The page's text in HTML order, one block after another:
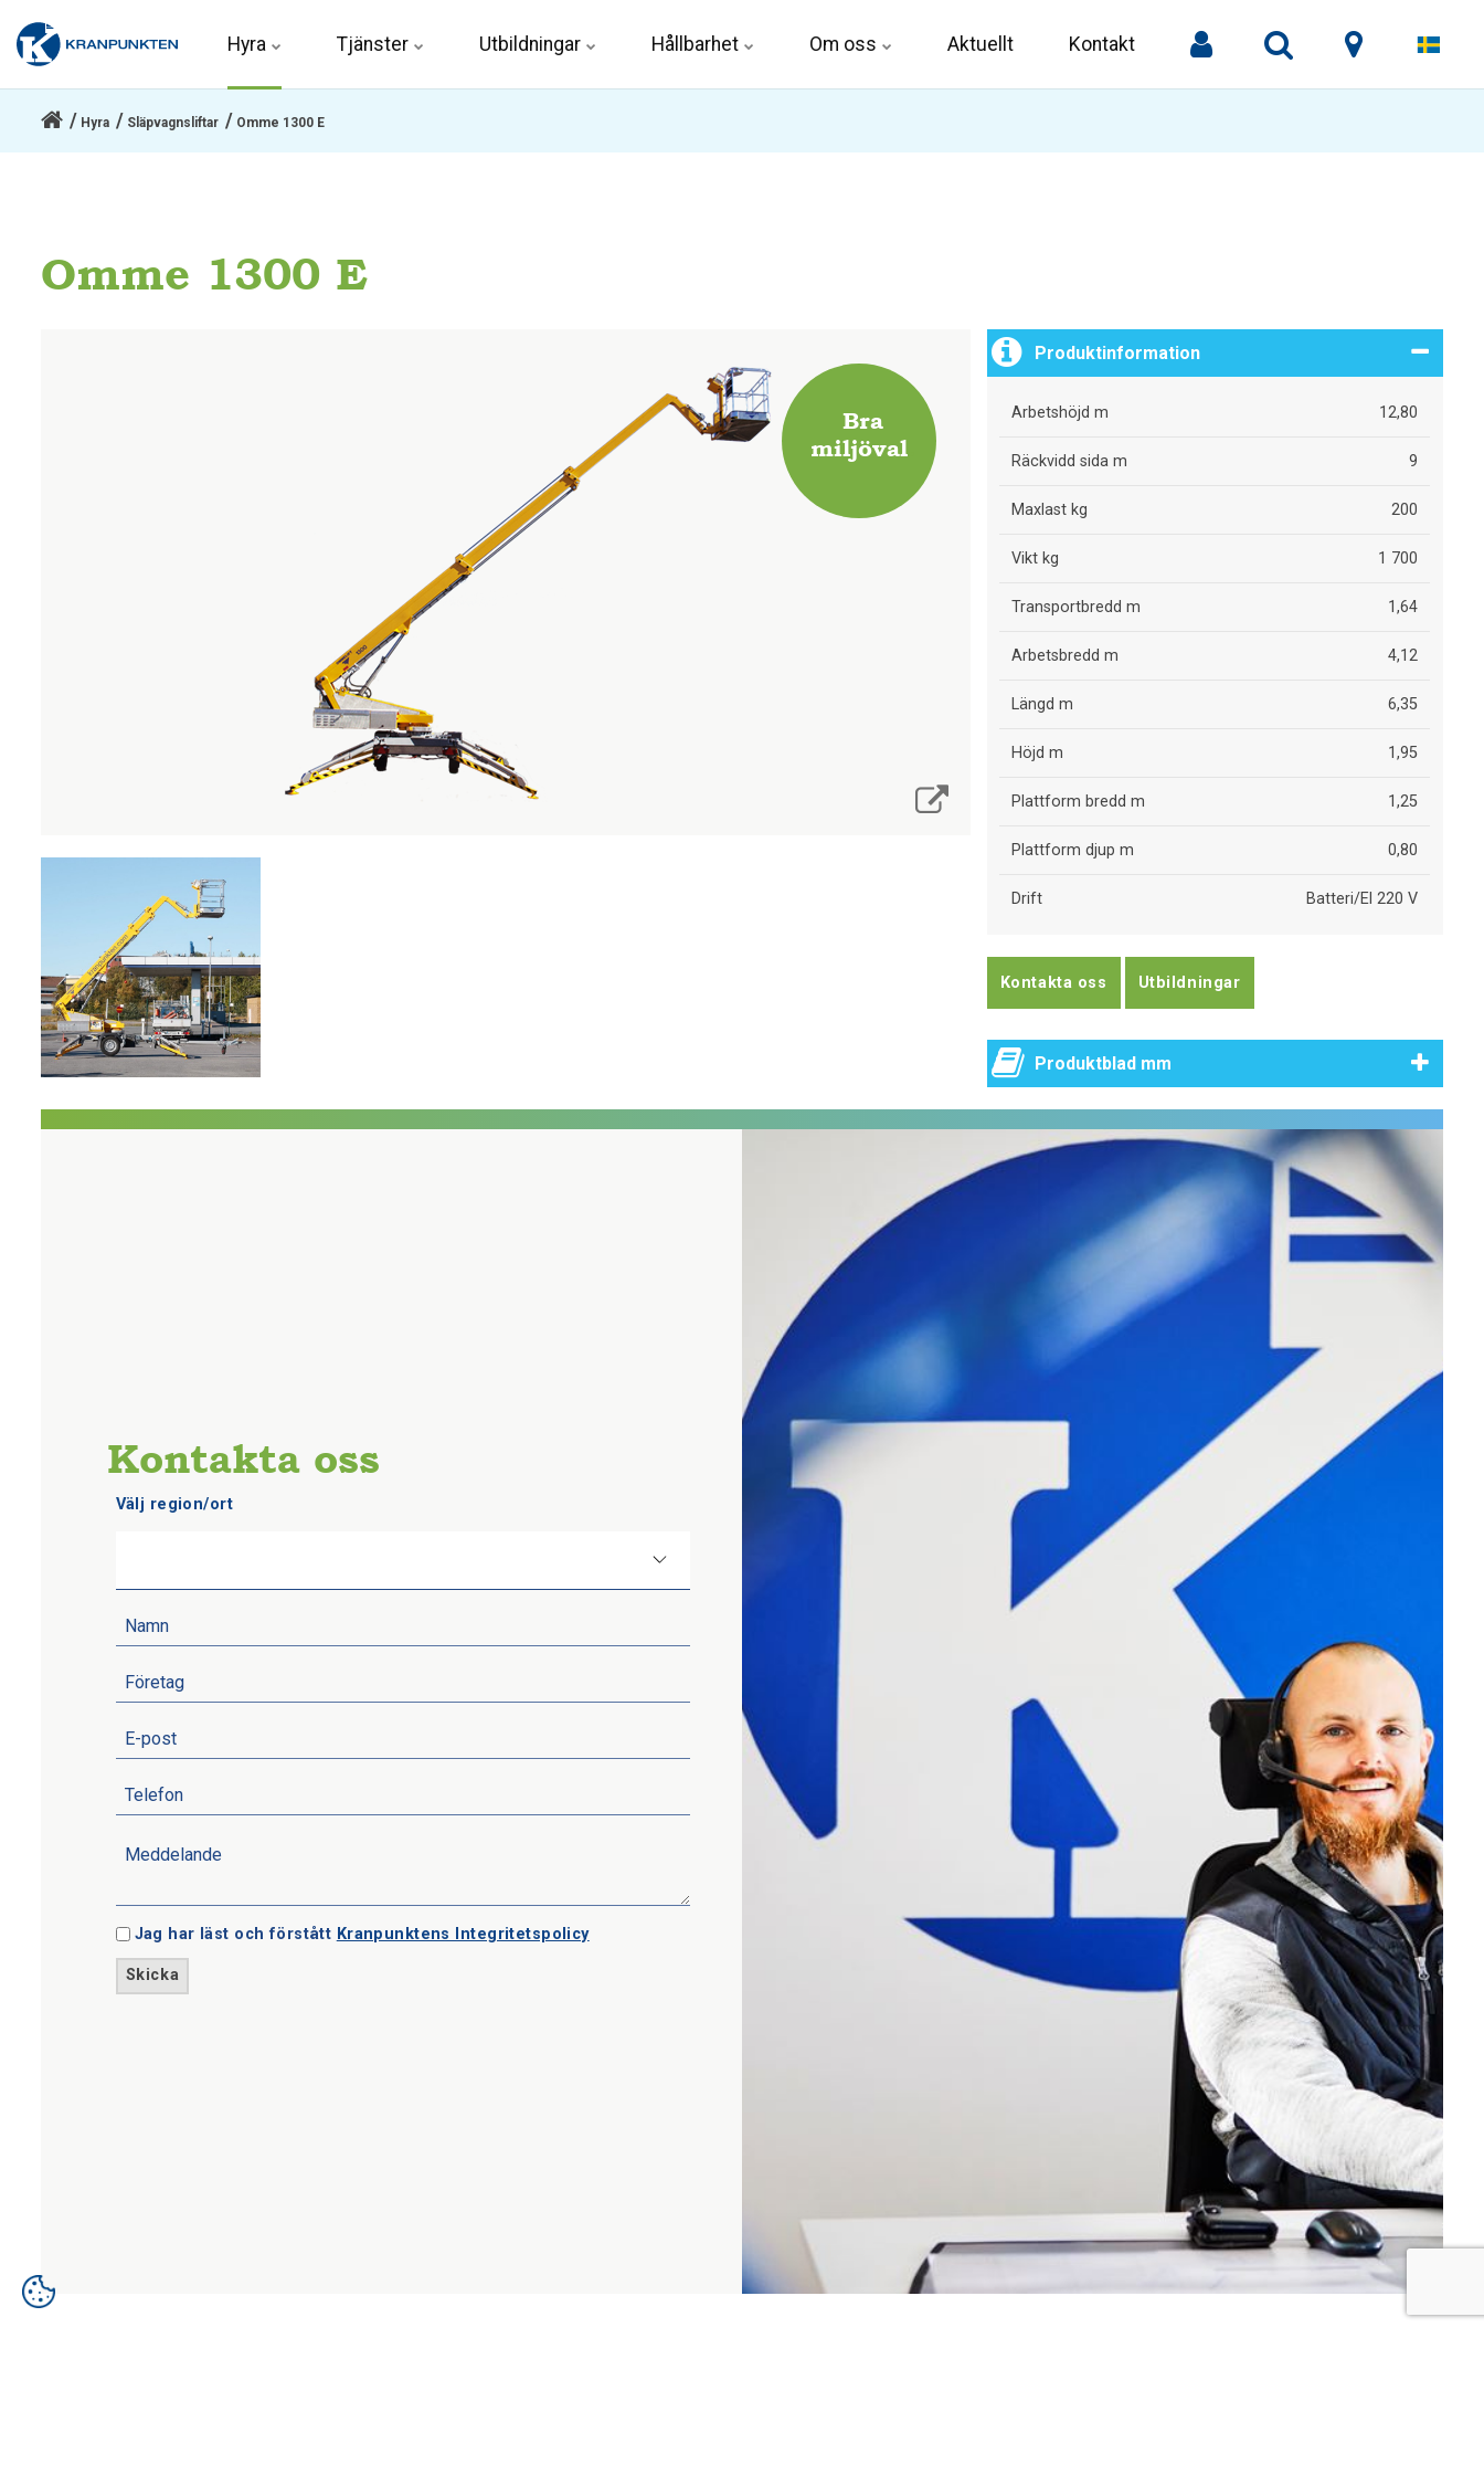
Hyra Tjänster Utbildningar Hållbarhet Om oss Aktuellt Kontakt
Hyra Släpvagnsliftar Omme 1300 E
Omme 1300 E
Bra
miljöval
Produktinformation
Arbetshöjd m 12,80
Räckvidd sida m 9
Maxlast kg 200
Vikt kg 1 700
Transportbredd m 1,64
Arbetsbredd m 4,12
Längd m 6,35
Höjd m 1,95
Plattform bredd m 1,25
Plattform djup m 0,80
Drift Batteri/El 220 V
Kontakta oss Utbildningar
Produktblad mm
Kontakta oss
Välj region/ort
Jag har läst och förstått Kranpunktens Integritetspolicy